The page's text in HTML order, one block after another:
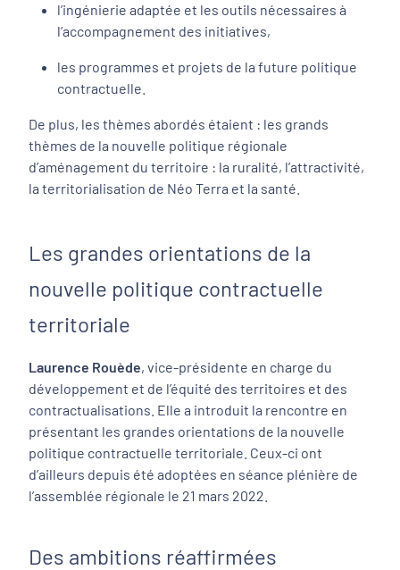
l’ingénierie adaptée et les outils nécessaires à
l’accompagnement des initiatives,
les programmes et projets de la future politique
contractuelle.
De plus, les thèmes abordés étaient : les grands
thèmes de la nouvelle politique régionale
d’aménagement du territoire : la ruralité, l’attractivité,
la territorialisation de Néo Terra et la santé.
Les grandes orientations de la
nouvelle politique contractuelle
territoriale
Laurence Rouède, vice-présidente en charge du
développement et de l’équité des territoires et des
contractualisations. Elle a introduit la rencontre en
présentant les grandes orientations de la nouvelle
politique contractuelle territoriale. Ceux-ci ont
d’ailleurs depuis été adoptées en séance plénière de
l’assemblée régionale le 21 mars 2022.
Des ambitions réaffirmées